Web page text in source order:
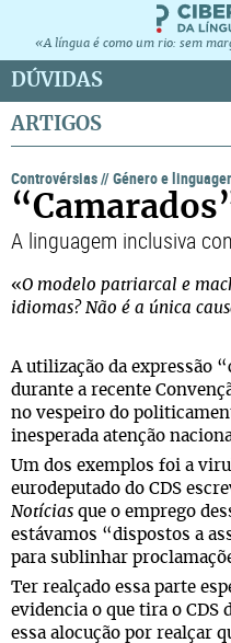
«A língua é como um rio: sem
DÚVIDAS
ARTIGOS
Controvérsias//Género e
A linguagem inclusiva
«O modelo patriarcal e
idiomas? Não é a única
A utilização da expressão
durante a recente
no vespeiro do
inesperada atenção
Um dos exemplos foi a
eurodeputado do CDS
Notícias que o emprego
estávamos “dispostos a
para sublinhar
Ter realçado essa parte
evidencia o que tira o CDS
essa alocução por realçar